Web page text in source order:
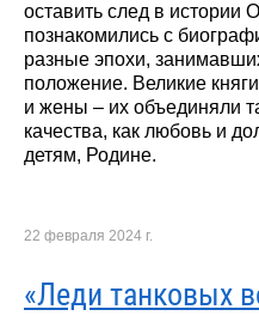
оставить след в истории
познакомились с
разные эпохи,
положение. Великие
и жены – их объединяли
качества, как любовь и
детям, Родине.
22 февраля 2024 г.
«Леди танковых